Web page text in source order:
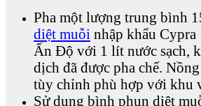
Pha một lượng trung bình
diệt muỗi nhập khẩu Cypra
Ấn Độ với 1 lít nước sạch,
dịch đã được pha chế.
tùy chỉnh phù hợp với khu
Sử dụng bình phun diệt